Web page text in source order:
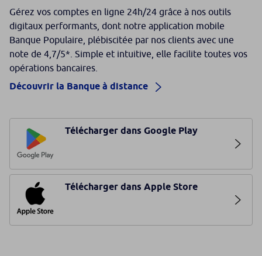
Gérez vos comptes en ligne 24h/24 grâce à nos outils
digitaux performants, dont notre application mobile
Banque Populaire, plébiscitée par nos clients avec une
note de 4,7/5*. Simple et intuitive, elle facilite toutes vos
opérations bancaires.
Découvrir la Banque à distance
Télécharger dans Google Play
Télécharger dans Apple Store